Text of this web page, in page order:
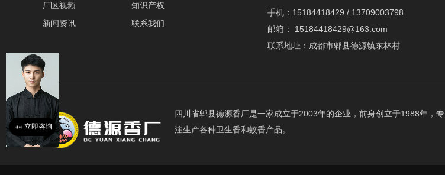
厂区视频
知识产权
新闻资讯
联系我们
手机：15184418429 / 13709003798
邮箱： 15184418429@163.com
联系地址：成都市郫县德源镇东林村
四川省郫县德源香厂是一家成立于2003年的企业，前身创立于1988年，专
注生产各种卫生香和蚊香产品。
立即咨询